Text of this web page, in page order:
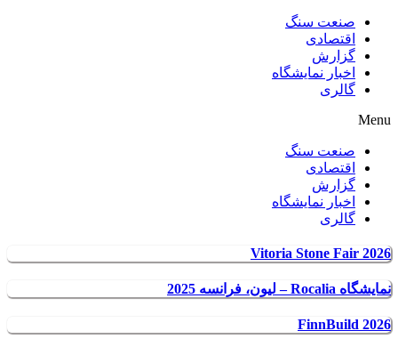
صنعت سنگ
اقتصادی
گزارش
اخبار نمایشگاه
گالری
Menu
صنعت سنگ
اقتصادی
گزارش
اخبار نمایشگاه
گالری
Vitoria Stone Fair 2026
نمایشگاه Rocalia – لیون، فرانسه 2025
FinnBuild 2026